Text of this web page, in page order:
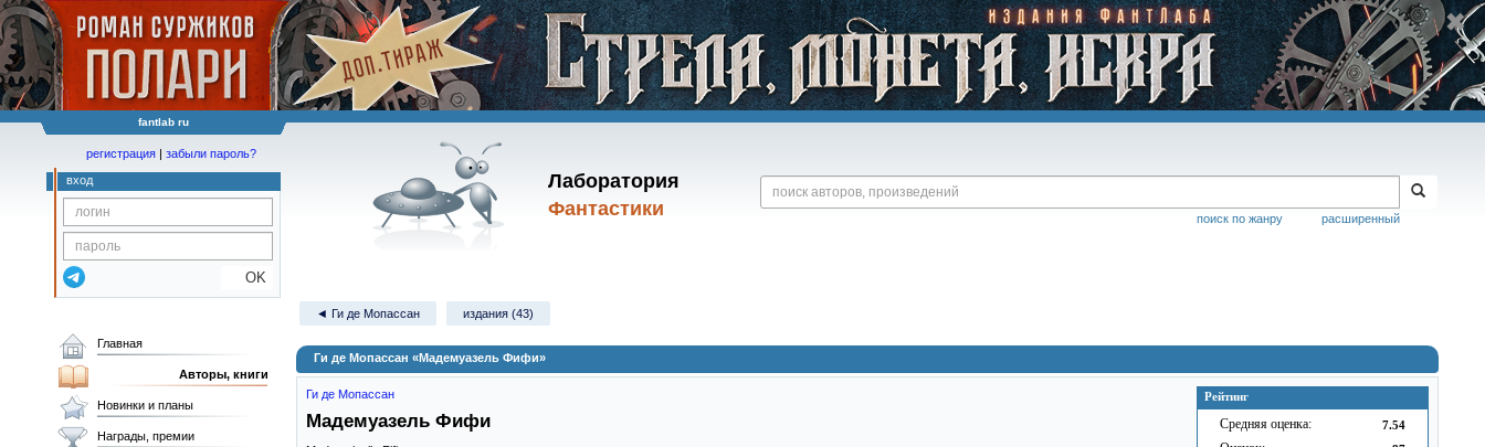
fantlab ru
Лаборатория
Фантастики
расширенный
поиск по жанру
регистрация | забыли пароль?
вход
OK
◄ Ги де Мопассан издания (43)
Ги де Мопассан «Мадемуазель Фифи»
Рейтинг
Средняя оценка: 7.54
Ги де Мопассан
Мадемуазель Фифи
Главная
Авторы, книги
Новинки и планы
Награды, премии